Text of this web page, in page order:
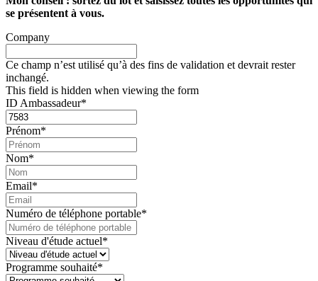
se présentent à vous.
Company
Ce champ n’est utilisé qu’à des fins de validation et devrait rester
inchangé.
This field is hidden when viewing the form
ID Ambassadeur*
Prénom*
Nom*
Email*
Numéro de téléphone portable*
Niveau d'étude actuel*
Programme souhaité*